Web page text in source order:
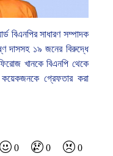
বিএনপির সাধারণ সম্পাদক
দাসসহ ১৯ জনের বিরুদ্ধে
খানকে বিএনপি থেকে
কয়েকজনকে গ্রেফতার করা
0 0 0